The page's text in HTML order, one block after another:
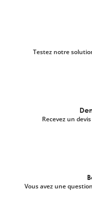
Testez notre
Recevez un
Vous avez une